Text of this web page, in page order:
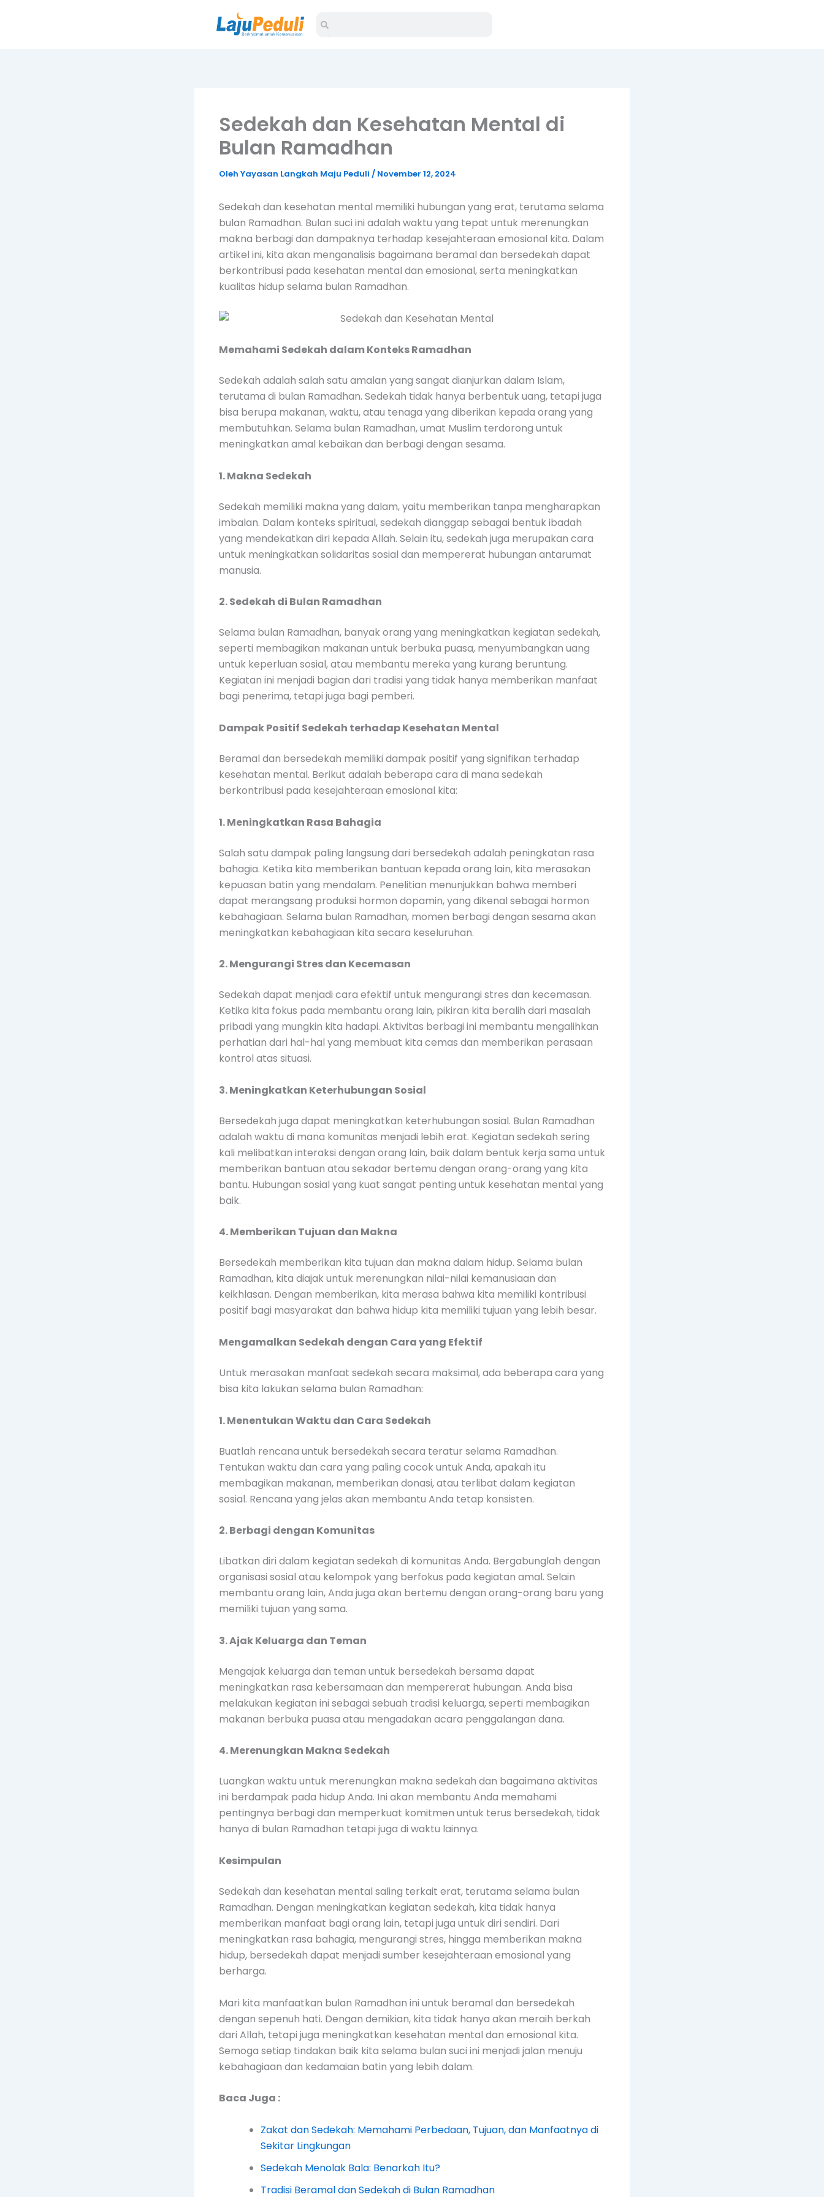
Search
Sedekah dan Kesehatan Mental di
Bulan Ramadhan
Oleh Yayasan Langkah Maju Peduli / November 12, 2024
Sedekah dan kesehatan mental memiliki hubungan yang erat, terutama selama
bulan Ramadhan. Bulan suci ini adalah waktu yang tepat untuk merenungkan
makna berbagi dan dampaknya terhadap kesejahteraan emosional kita. Dalam
artikel ini, kita akan menganalisis bagaimana beramal dan bersedekah dapat
berkontribusi pada kesehatan mental dan emosional, serta meningkatkan
kualitas hidup selama bulan Ramadhan.
Memahami Sedekah dalam Konteks Ramadhan
Sedekah adalah salah satu amalan yang sangat dianjurkan dalam Islam,
terutama di bulan Ramadhan. Sedekah tidak hanya berbentuk uang, tetapi juga
bisa berupa makanan, waktu, atau tenaga yang diberikan kepada orang yang
membutuhkan. Selama bulan Ramadhan, umat Muslim terdorong untuk
meningkatkan amal kebaikan dan berbagi dengan sesama.
1. Makna Sedekah
Sedekah memiliki makna yang dalam, yaitu memberikan tanpa mengharapkan
imbalan. Dalam konteks spiritual, sedekah dianggap sebagai bentuk ibadah
yang mendekatkan diri kepada Allah. Selain itu, sedekah juga merupakan cara
untuk meningkatkan solidaritas sosial dan mempererat hubungan antarumat
manusia.
2. Sedekah di Bulan Ramadhan
Selama bulan Ramadhan, banyak orang yang meningkatkan kegiatan sedekah,
seperti membagikan makanan untuk berbuka puasa, menyumbangkan uang
untuk keperluan sosial, atau membantu mereka yang kurang beruntung.
Kegiatan ini menjadi bagian dari tradisi yang tidak hanya memberikan manfaat
bagi penerima, tetapi juga bagi pemberi.
Dampak Positif Sedekah terhadap Kesehatan Mental
Beramal dan bersedekah memiliki dampak positif yang signifikan terhadap
kesehatan mental. Berikut adalah beberapa cara di mana sedekah
berkontribusi pada kesejahteraan emosional kita:
1. Meningkatkan Rasa Bahagia
Salah satu dampak paling langsung dari bersedekah adalah peningkatan rasa
bahagia. Ketika kita memberikan bantuan kepada orang lain, kita merasakan
kepuasan batin yang mendalam. Penelitian menunjukkan bahwa memberi
dapat merangsang produksi hormon dopamin, yang dikenal sebagai hormon
kebahagiaan. Selama bulan Ramadhan, momen berbagi dengan sesama akan
meningkatkan kebahagiaan kita secara keseluruhan.
2. Mengurangi Stres dan Kecemasan
Sedekah dapat menjadi cara efektif untuk mengurangi stres dan kecemasan.
Ketika kita fokus pada membantu orang lain, pikiran kita beralih dari masalah
pribadi yang mungkin kita hadapi. Aktivitas berbagi ini membantu mengalihkan
perhatian dari hal-hal yang membuat kita cemas dan memberikan perasaan
kontrol atas situasi.
3. Meningkatkan Keterhubungan Sosial
Bersedekah juga dapat meningkatkan keterhubungan sosial. Bulan Ramadhan
adalah waktu di mana komunitas menjadi lebih erat. Kegiatan sedekah sering
kali melibatkan interaksi dengan orang lain, baik dalam bentuk kerja sama untuk
memberikan bantuan atau sekadar bertemu dengan orang-orang yang kita
bantu. Hubungan sosial yang kuat sangat penting untuk kesehatan mental yang
baik.
4. Memberikan Tujuan dan Makna
Bersedekah memberikan kita tujuan dan makna dalam hidup. Selama bulan
Ramadhan, kita diajak untuk merenungkan nilai-nilai kemanusiaan dan
keikhlasan. Dengan memberikan, kita merasa bahwa kita memiliki kontribusi
positif bagi masyarakat dan bahwa hidup kita memiliki tujuan yang lebih besar.
Mengamalkan Sedekah dengan Cara yang Efektif
Untuk merasakan manfaat sedekah secara maksimal, ada beberapa cara yang
bisa kita lakukan selama bulan Ramadhan:
1. Menentukan Waktu dan Cara Sedekah
Buatlah rencana untuk bersedekah secara teratur selama Ramadhan.
Tentukan waktu dan cara yang paling cocok untuk Anda, apakah itu
membagikan makanan, memberikan donasi, atau terlibat dalam kegiatan
sosial. Rencana yang jelas akan membantu Anda tetap konsisten.
2. Berbagi dengan Komunitas
Libatkan diri dalam kegiatan sedekah di komunitas Anda. Bergabunglah dengan
organisasi sosial atau kelompok yang berfokus pada kegiatan amal. Selain
membantu orang lain, Anda juga akan bertemu dengan orang-orang baru yang
memiliki tujuan yang sama.
3. Ajak Keluarga dan Teman
Mengajak keluarga dan teman untuk bersedekah bersama dapat
meningkatkan rasa kebersamaan dan mempererat hubungan. Anda bisa
melakukan kegiatan ini sebagai sebuah tradisi keluarga, seperti membagikan
makanan berbuka puasa atau mengadakan acara penggalangan dana.
4. Merenungkan Makna Sedekah
Luangkan waktu untuk merenungkan makna sedekah dan bagaimana aktivitas
ini berdampak pada hidup Anda. Ini akan membantu Anda memahami
pentingnya berbagi dan memperkuat komitmen untuk terus bersedekah, tidak
hanya di bulan Ramadhan tetapi juga di waktu lainnya.
Kesimpulan
Sedekah dan kesehatan mental saling terkait erat, terutama selama bulan
Ramadhan. Dengan meningkatkan kegiatan sedekah, kita tidak hanya
memberikan manfaat bagi orang lain, tetapi juga untuk diri sendiri. Dari
meningkatkan rasa bahagia, mengurangi stres, hingga memberikan makna
hidup, bersedekah dapat menjadi sumber kesejahteraan emosional yang
berharga.
Mari kita manfaatkan bulan Ramadhan ini untuk beramal dan bersedekah
dengan sepenuh hati. Dengan demikian, kita tidak hanya akan meraih berkah
dari Allah, tetapi juga meningkatkan kesehatan mental dan emosional kita.
Semoga setiap tindakan baik kita selama bulan suci ini menjadi jalan menuju
kebahagiaan dan kedamaian batin yang lebih dalam.
Baca Juga :
Zakat dan Sedekah: Memahami Perbedaan, Tujuan, dan Manfaatnya di
Sekitar Lingkungan
Sedekah Menolak Bala: Benarkah Itu?
Tradisi Beramal dan Sedekah di Bulan Ramadhan